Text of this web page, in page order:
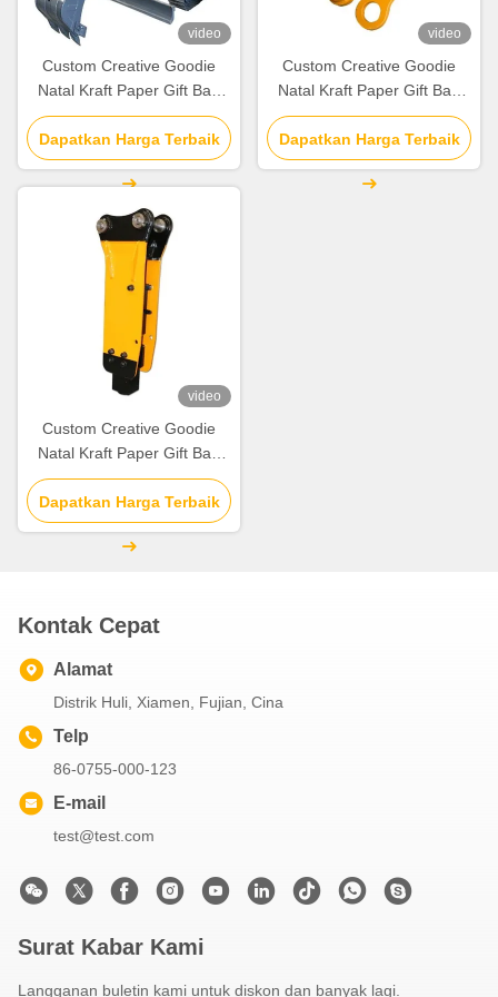
video
Custom Creative Goodie
Natal Kraft Paper Gift Bag
dengan Logo Anda sendiri
untuk pesta dekoratif Natal
Dapatkan Harga Terbaik
video
Custom Creative Goodie
Natal Kraft Paper Gift Bag
dengan Logo Anda sendiri
untuk pesta dekoratif Natal
Dapatkan Harga Terbaik
video
Custom Creative Goodie
Natal Kraft Paper Gift Bag
dengan Logo Anda sendiri
untuk pesta dekoratif Natal
Dapatkan Harga Terbaik
Kontak Cepat
Alamat
Distrik Huli, Xiamen, Fujian, Cina
Telp
86-0755-000-123
E-mail
test@test.com
Surat Kabar Kami
Langganan buletin kami untuk diskon dan banyak lagi.